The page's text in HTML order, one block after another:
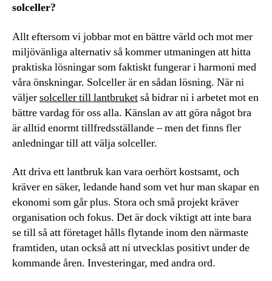
solceller?
Allt eftersom vi jobbar mot en bättre värld och mot mer
miljövänliga alternativ så kommer utmaningen att hitta
praktiska lösningar som faktiskt fungerar i harmoni med
våra önskningar. Solceller är en sådan lösning. När ni
väljersolceller till lantbruketså bidrar ni i arbetet mot en
bättre vardag för oss alla. Känslan av att göra något bra
är alltid enormt tillfredsställande – men det finns fler
anledningar till att välja solceller.
Att driva ett lantbruk kan vara oerhört kostsamt, och
kräver en säker, ledande hand som vet hur man skapar en
ekonomi som går plus. Stora och små projekt kräver
organisation och fokus. Det är dock viktigt att inte bara
se till så att företaget hålls flytande inom den närmaste
framtiden, utan också att ni utvecklas positivt under de
kommande åren. Investeringar, med andra ord.